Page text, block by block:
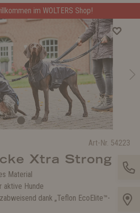
im WOLTERS Shop!
Art-Nr. 54223
Xtra Strong
Material
aktive Hunde
dank „Teflon EcoElite™-